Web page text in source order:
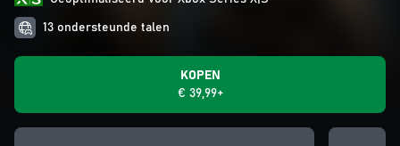
13 ondersteunde talen
KOPEN
€ 39,99+